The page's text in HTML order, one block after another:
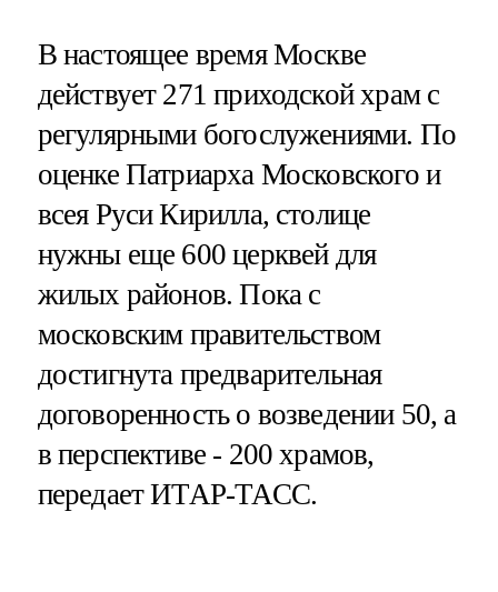
В настоящее время Москве
действует 271 приходской храм с
регулярными богослужениями. По
оценке Патриарха Московского и
всея Руси Кирилла, столице
нужны еще 600 церквей для
жилых районов. Пока с
московским правительством
достигнута предварительная
договоренность о возведении 50, а
в перспективе - 200 храмов,
передает ИТАР-ТАСС.